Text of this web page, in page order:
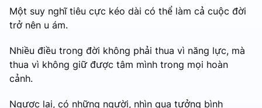
Một suy nghĩ tiêu cực kéo dài có thể làm cả cuộc đời
trở nên u ám.
Nhiều điều trong đời không phải thua vì năng lực, mà
thua vì không giữ được tâm mình trong mọi hoàn
cảnh.
Ngược lại, có những người, nhìn qua tưởng bình